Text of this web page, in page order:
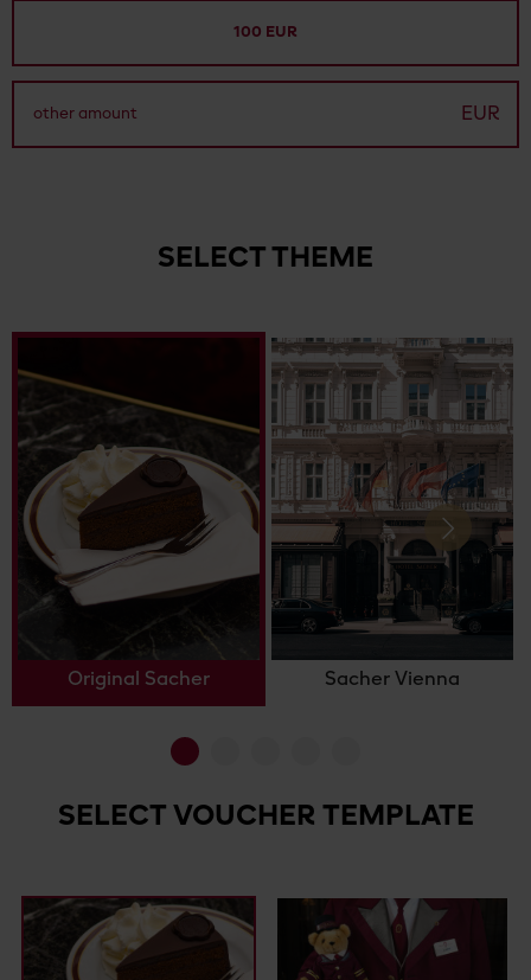
100 EUR
EUR
SELECT THEME
Original Sacher Sacher Vienna
Next
Go to slide 1
SELECT VOUCHER TEMPLATE